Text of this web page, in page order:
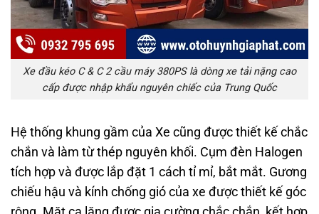
Xe đầu kéo C & C 2 cầu máy 380PS là dòng xe tải nặng cao
cấp được nhập khẩu nguyên chiếc của Trung Quốc
Hệ thống khung gầm của Xe cũng được thiết kế chắc
chắn và làm từ thép nguyên khối. Cụm đèn Halogen
tích hợp và được lắp đặt 1 cách tỉ mỉ, bắt mắt. Gương
chiếu hậu và kính chống gió của xe được thiết kế góc